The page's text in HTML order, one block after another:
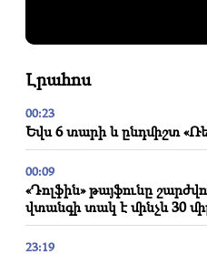
Լրահոս
00:23
Եվս 6 տարի և ընդմիշտ
00:09
«Դոլֆին» թայֆունը
վտանգի տակ է մինչև 30
23:19